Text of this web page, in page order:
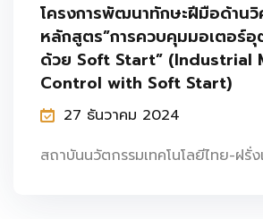
โครงการพัฒนาทักษะฝีมือด้านวิ
หลักสูตร”การควบคุมมอเตอร์อุ
ด้วย Soft Start” (Industrial
Control with Soft Start)
27 ธันวาคม 2024
สถาบันนวัตกรรมเทคโนโลยีไทย-ฝรั่ง